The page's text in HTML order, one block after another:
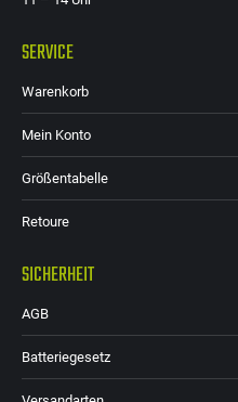
SERVICE
Warenkorb
Mein Konto
Größentabelle
Retoure
SICHERHEIT
AGB
Batteriegesetz